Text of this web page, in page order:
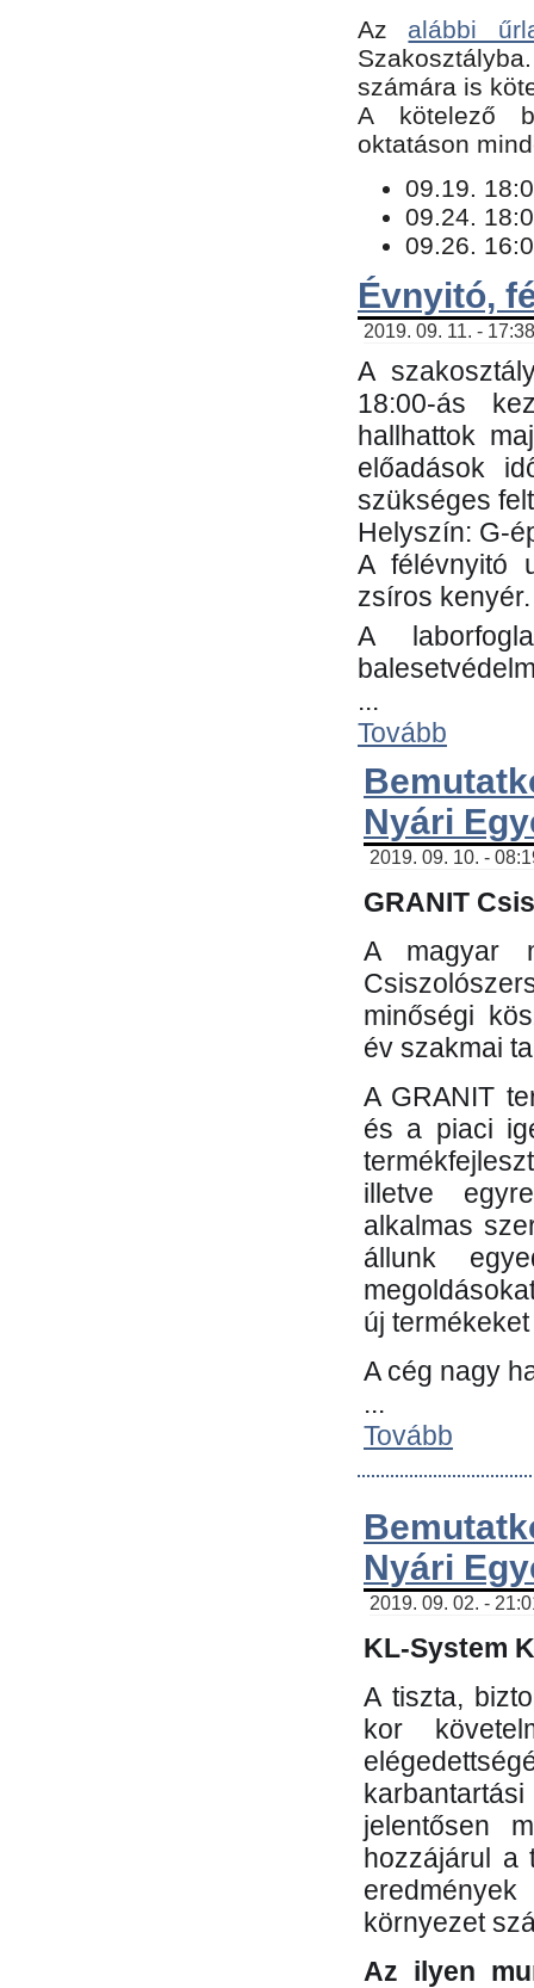
Az alábbi
számára is
​A kötelező
oktatáson
09.19.
09.24.
09.26.
Évnyitó,
2019. 09. 11. -
A
18:00-ás
hallhattok
előadások
szükséges
Helyszín: G-
A félévnyitó
zsíros kenyér.
A
...
Tovább
Nyári
2019. 09. 10. -
GRANIT
A magyar
minőségi
év szakmai
A GRANIT
és a piaci
illetve
alkalmas
állunk
új
A cég nagy
...
Tovább
Nyári
2019. 09. 02. -
KL-System
A tiszta,
kor
jelentősen
hozzájárul a
környezet
Az ilyen